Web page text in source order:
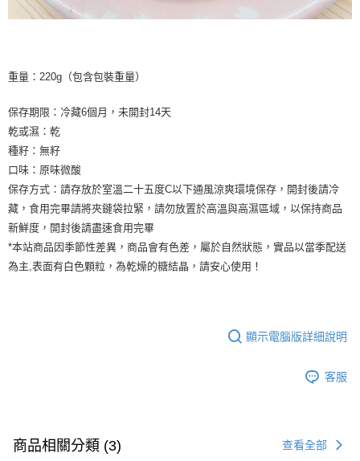
重量：220g（包含包裝重量）
保存期限：冷藏6個月，未開封14天
乾或濕：乾
種籽：無籽
口味：原味微酸
保存方式：請存放於室溫二十五度C以下通風涼爽環境保存，開封後請冷
藏，食用完畢請將夾鏈袋拉緊，請勿放置於高溫與高濕區域，以保持商品
新鮮度，開封後請盡速食用完畢
*本站商品因季節性差異，商品會有色差，屬於自然狀態，實品以當季配送
為主,表面有白色顆粒，為乾燥的糖結晶，請安心使用！
顯示電腦版詳細說明
客服
商品相關分類 (3) 查看全部